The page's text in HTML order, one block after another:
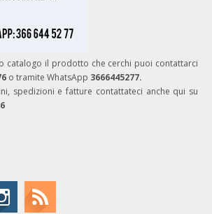
catalogo il prodotto che cerchi puoi contattarci
o tramite WhatsApp 3666445277.
spedizioni e fatture contattateci anche qui su